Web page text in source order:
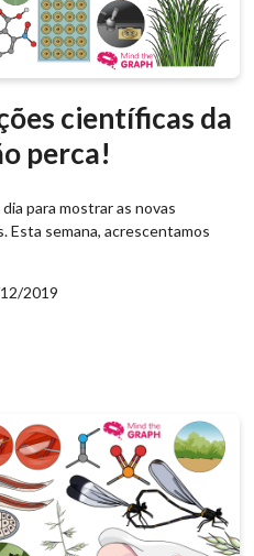
científicas da
perca!
para mostrar as novas
Esta semana, acrescentamos
2019